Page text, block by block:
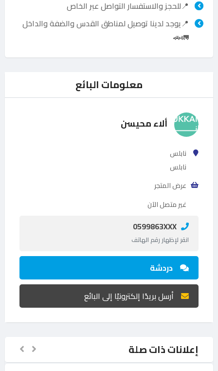
📍للحجز والاستفسار التواصل عبر الخاص
📍يوجد لدينا توصيل لمناطق القدس والضفة والداخل
🚛🚗
معلومات البائع
ألاء محيسن
نابلس
نابلس
عرض المتجر
غير متصل الآن
0599863XXX
انقر لإظهار رقم الهاتف
دردشة
أرسل بريدًا إلكترونيًا إلى البائع
إعلانات ذات صلة